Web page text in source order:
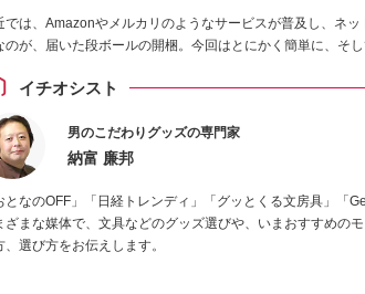
では、Amazonやメルカリのようなサービスが普及し、ネ
のが、届いた段ボールの開梱。今回はとにかく簡単に、そ
イチオシスト
男のこだわりグッズの専門家
納富 廉邦
となのOFF」「日経トレンディ」「グッとくる文房具」「
ざまな媒体で、文具などのグッズ選びや、いまおすすめの
、選び方をお伝えします。